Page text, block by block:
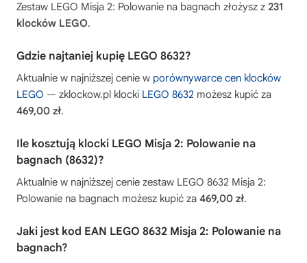
Zestaw LEGO Misja 2: Polowanie na bagnach złożysz z 231
klocków LEGO.
Gdzie najtaniej kupię LEGO 8632?
Aktualnie w najniższej cenie w porównywarce cen klocków
LEGO — zklockow.pl klocki LEGO 8632 możesz kupić za
469,00 zł.
Ile kosztują klocki LEGO Misja 2: Polowanie na
bagnach (8632)?
Aktualnie w najniższej cenie zestaw LEGO 8632 Misja 2:
Polowanie na bagnach możesz kupić za 469,00 zł.
Jaki jest kod EAN LEGO 8632 Misja 2: Polowanie na
bagnach?